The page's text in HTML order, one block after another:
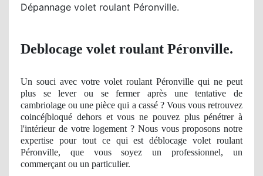
Dépannage volet roulant Péronville.
Deblocage volet roulant Péronville.
Un souci avec votre volet roulant Péronville qui ne peut
plus se leverou sefermeraprès une tentative de
cambriolage ou une pièce qui a cassé ? Vous vous retrouvez
coincé∫bloqué dehorset vous ne pouvez plus pénétrer à
l'intérieur de votre logement ? Nous vous proposons notre
expertise pour tout ce qui est déblocage volet roulant
Péronville, que vous soyez un professionnel, un
commerçant ou un particulier.